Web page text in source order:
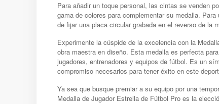
Para añadir un toque personal, las cintas se venden
gama de colores para complementar su medalla.
de fijar una placa circular grabada en el reverso de la
Experimente la cúspide de la excelencia con la
obra maestra en diseño. Esta medalla es perfecta
jugadores, entrenadores y equipos de fútbol. Es un
compromiso necesarios para tener éxito en este
Ya sea que busque premiar a su equipo por una
Medalla de Jugador Estrella de Fútbol Pro es la